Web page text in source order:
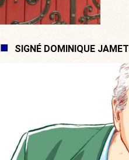
SIGNÉ DOMINIQUE JAMET